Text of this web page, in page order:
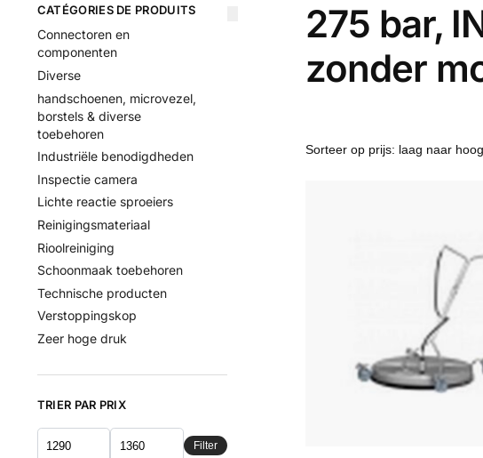
275 bar,
zonder
CATÉGORIES DE PRODUITS
Connectoren en
componenten
Diverse
handschoenen, microvezel,
borstels & diverse
toebehoren
Industriële benodigdheden
Inspectie camera
Lichte reactie sproeiers
Reinigingsmateriaal
Rioolreiniging
Schoonmaak toebehoren
Technische producten
Verstoppingskop
Zeer hoge druk
TRIER PAR PRIX
Filter